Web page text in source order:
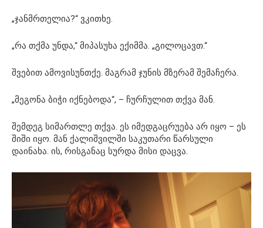
„ჯანმრთელია?“ ვკითხე.
„რა თქმა უნდა,“ მიპასუხა ექიმმა. „გილოცავთ.“
შვებით ამოვისუნთქე. მაგრამ ჯუნის მზერამ შემაჩერა.
„მეგონა ბიჭი იქნებოდა“, – ჩურჩულით თქვა მან.
შემდეგ სიმართლე თქვა. ეს იმედგაცრუება არ იყო – ეს
შიში იყო. მან ქალიშვილში საკუთარი წარსული
დაინახა. ის, რისგანაც სურდა მისი დაცვა.